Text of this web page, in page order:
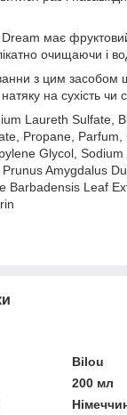
Dream має
очищаючи і
з цим засобом
на сухість чи
Laureth Sulfate,
Propane, Parfum,
Glycol, Sodium
Amygdalus
Barbadensis Leaf
Bilou
200 мл